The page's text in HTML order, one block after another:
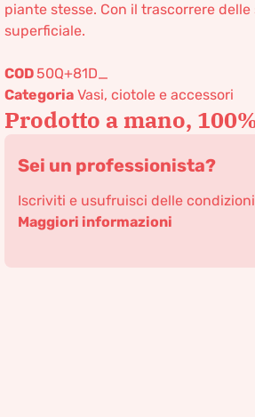
piante stesse. Con il trascorrere
superficiale.
COD50Q+81D_
Categoria Vasi, ciotole e accessori
Prodotto a mano,
Sei un professionista?
Iscriviti e usufruisci delle
Maggiori informazioni